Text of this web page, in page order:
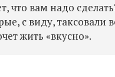
что вам надо
с виду, таксовали
жить «вкусно».